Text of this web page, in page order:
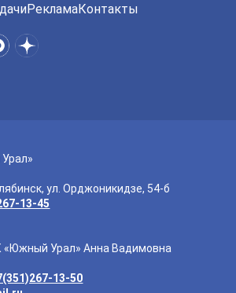
РекламаКонтакты
ул. Орджоникидзе, 54-б
13-45
«Южный Урал» Анна Вадимовна
13-50